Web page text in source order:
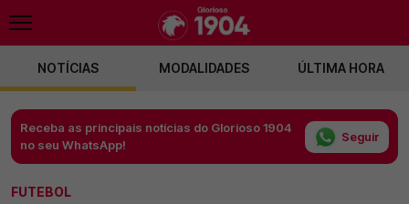
NOTÍCIAS MODALIDADES ÚLTIMA HORA
Receba as principais notícias do Glorioso 1904
no seu WhatsApp!
Seguir
FUTEBOL